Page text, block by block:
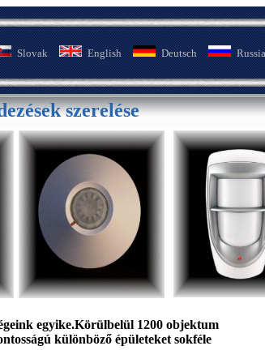
Slovak English Deutsch
szerelése
egyike.Körülbelül 1200 objektum
különböző épületeket sokféle